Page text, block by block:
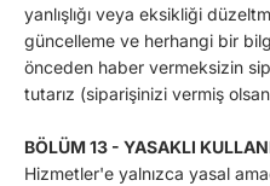
yanlışlığı veya eksikliği
güncelleme ve herhangi bir
önceden haber vermeksizin
tutarız (siparişinizi vermiş
BÖLÜM 13 - YASAKLI
Hizmetler'e yalnızca yasal